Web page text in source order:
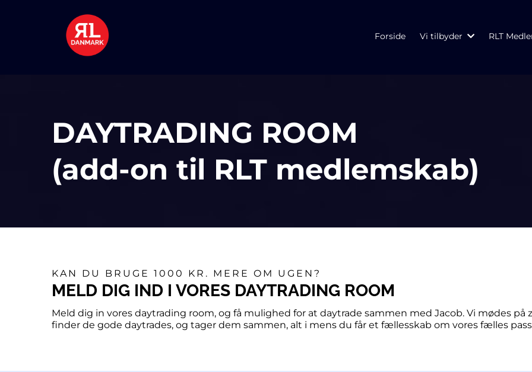
Forside Vi tilbyder RLT
DAYTRADING ROOM
(add-on til RLT medlemskab)
KAN DU BRUGE 1000 KR. MERE OM UGEN?
MELD DIG IND I VORES DAYTRADING ROOM
Meld dig in vores daytrading room, og få mulighed for at daytrade sammen med Jacob. Vi mødes på
finder de gode daytrades, og tager dem sammen, alt i mens du får et fællesskab om vores fælles